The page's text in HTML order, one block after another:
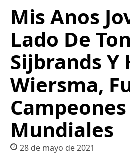
Mis Anos
Lado De Ton
Sijbrands Y
Wiersma,
Campeones
Mundiales
28 de mayo de 2021